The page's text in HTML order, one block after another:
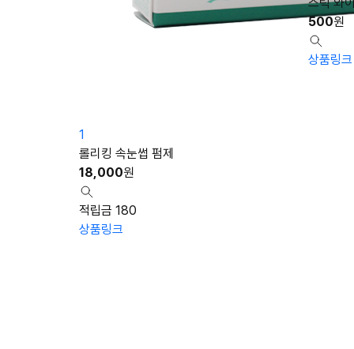
1
롤리킹 속눈썹 펌제
18,000원
적립금 180
상품링크
500원
상품링크